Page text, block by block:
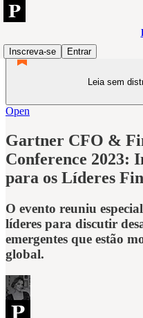
Inscreva-se
Entrar
Leia sem
Open
Gartner CFO &
Conference 2023:
para os Líderes
O evento reuniu
líderes para discutir
emergentes que estão
global.